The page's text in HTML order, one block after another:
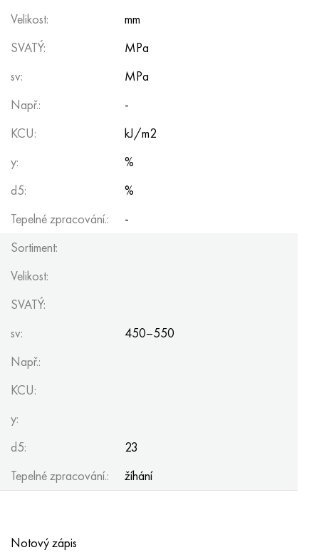
Velikost:
mm
SVATÝ:
MPa
sv:
MPa
Např.:
-
KCU:
kJ/m2
y:
%
d5:
%
Tepelné zpracování.:
-
Sortiment:
Velikost:
SVATÝ:
sv:
450–550
Např.:
KCU:
y:
d5:
23
Tepelné zpracování.:
žíhání
Notový zápis
Hastelloy C2000
Hastelloy 3
Hastelloy x
Udimet 720
45X, 45h, 1,7035
45HN2MFA, k2425, 45hnmf
A40G, 44smn28, 1.0762, 46s20